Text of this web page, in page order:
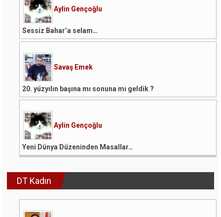
Aylin Gençoğlu
Sessiz Bahar’a selam…
Savaş Emek
20. yüzyılın başına mı sonuna mı geldik ?
Aylin Gençoğlu
Yeni Dünya Düzeninden Masallar…
DT Kadın